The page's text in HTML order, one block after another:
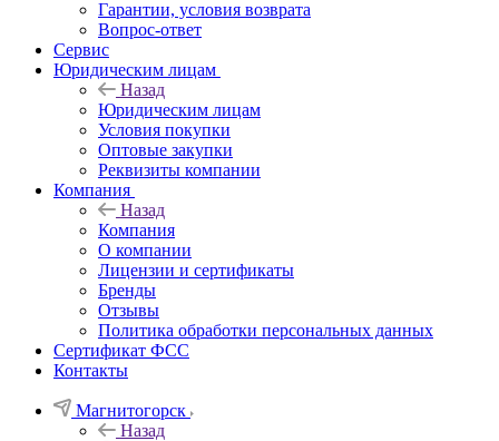
Гарантии, условия возврата
Вопрос-ответ
Сервис
Юридическим лицам
Назад
Юридическим лицам
Условия покупки
Оптовые закупки
Реквизиты компании
Компания
Назад
Компания
О компании
Лицензии и сертификаты
Бренды
Отзывы
Политика обработки персональных данных
Сертификат ФСС
Контакты
Магнитогорск
Назад